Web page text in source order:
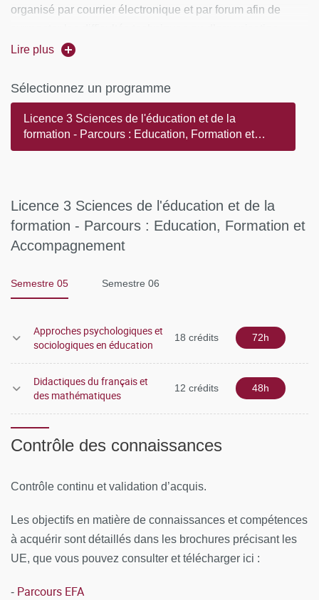
organisé par courrier électronique et par forum afin de
chaque semestre, le samedi, sur le campus Saint-Germain-
des-Prés. La première rencontre a lieu au début du
semestre, elle permet aux enseignant-e-s d’introduire leur
cours, d’en présenter les contenus et de préciser le mode
semestre. La présence à ces rencontres permet aux
étudiant-e-s d’échanger avec les enseignants mais aussi
les enseignements.
Lire plus
Sélectionnez un programme
Licence 3 Sciences de l'éducation et de la
formation - Parcours : Education, Formation et
Accompagnement
Licence 3 Sciences de l'éducation et de la
formation - Parcours : Education, Formation et
Accompagnement
Semestre 05 Semestre 06
Approches psychologiques et
sociologiques en éducation
18 crédits 72h
Didactiques du français et
des mathématiques
12 crédits 48h
Contrôle des connaissances
Contrôle continu et validation d’acquis.
Les objectifs en matière de connaissances et compétences
à acquérir sont détaillés dans les brochures précisant les
UE, que vous pouvez consulter et télécharger ici :
- Parcours EFA